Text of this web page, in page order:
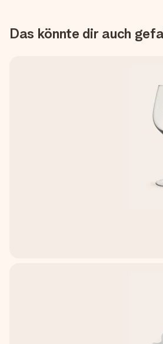
Das könnte dir auch